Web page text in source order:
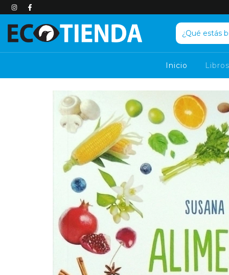
Inicio